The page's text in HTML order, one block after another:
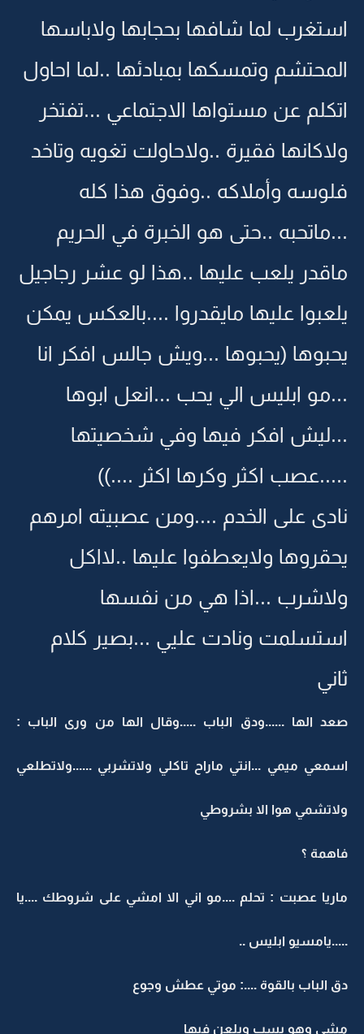
استغرب لما شافها بحجابها ولاباسها
المحتشم وتمسكها بمبادئها ..لما احاول
اتكلم عن مستواها الاجتماعي ...تفتخر
ولاكانها فقيرة ..ولاحاولت تغويه وتاخد
فلوسه وأملاكه ..وفوق هذا كله
...ماتحبه ..حتى هو الخبرة في الحريم
ماقدر يلعب عليها ..هذا لو عشر رجاجيل
يلعبوا عليها مايقدروا ....بالعكس يمكن
يحبوها (يحبوها ...ويش جالس افكر انا
...مو ابليس الي يحب ...انعل ابوها
...ليش افكر فيها وفي شخصيتها
.....عصب اكثر وكرها اكثر ....))
نادى على الخدم ....ومن عصبيته امرهم
يحقروها ولايعطفوا عليها ..لااكل
ولاشرب ...اذا هي من نفسها
استسلمت ونادت عليي ...بصير كلام
ثاني
صعد الها ......ودق الباب .....وقال الها من ورى الباب :
اسمعي ميمي ...انتي ماراح تاكلي ولاتشربي ......ولاتطلعي
ولاتشمي هوا الا بشروطي
فاهمة ؟
ماريا عصبت : تحلم ....مو اني الا امشي على شروطك ....يا
.....يامسيو ابليس ..
دق الباب بالقوة ....: موتي عطش وجوع
مشى وهو يسب ويلعن فيها